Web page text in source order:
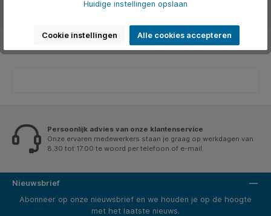
Persoonlijk advies van onze klantenservice
Onze ervaren medewerkers staan je graag op werkdagen van
8.30 tot 17.00 te woord per telefoon of e-mail.
Nieuwsbrief
Abonneer op onze nieuwsbrief en we houden je op de hoogte
met het laatste nieuws.
Huidige instellingen opslaan
Cookie instellingen Alle cookies accepteren